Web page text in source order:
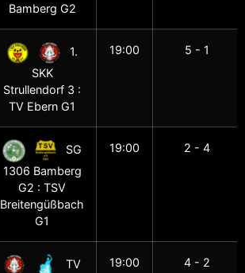
Bamberg G2
1.
SKK
Strullendorf 3 :
TV Ebern G1
19:00 5 - 1
SG
1306 Bamberg
G2 : TSV
Breitengüßbach
G1
19:00 2 - 4
TV
19:00 4 - 2